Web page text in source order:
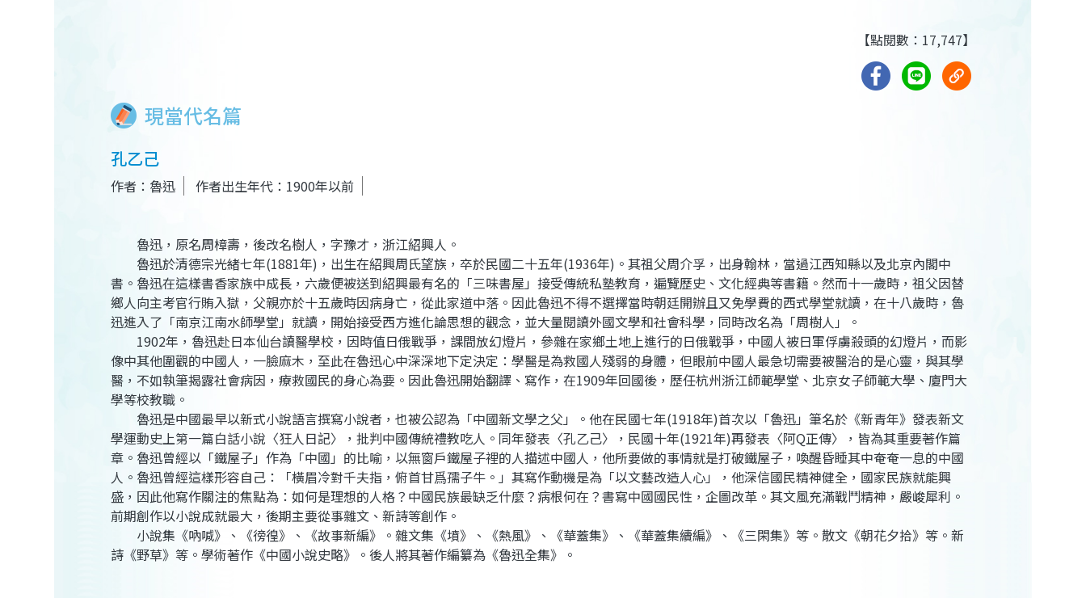
【點閱數：17,747】
現當代名篇
孔乙己
作者：魯迅 作者出生年代：1900年以前
魯迅，原名周樟壽，後改名樹人，字豫才，浙江紹興人。
魯迅於清德宗光緒七年(1881年)，出生在紹興周氏望族，卒於民國二十五年(1936年)。其祖父周介孚，出身翰林，當過江西知縣以及北京內閣中
書。魯迅在這樣書香家族中成長，六歲便被送到紹興最有名的「三味書屋」接受傳統私塾教育，遍覽歷史、文化經典等書籍。然而十一歲時，祖父因替
鄉人向主考官行賄入獄，父親亦於十五歲時因病身亡，從此家道中落。因此魯迅不得不選擇當時朝廷開辦且又免學費的西式學堂就讀，在十八歲時，魯
迅進入了「南京江南水師學堂」就讀，開始接受西方進化論思想的觀念，並大量閱讀外國文學和社會科學，同時改名為「周樹人」。
1902年，魯迅赴日本仙台讀醫學校，因時值日俄戰爭，課間放幻燈片，參雜在家鄉土地上進行的日俄戰爭，中國人被日軍俘虜殺頭的幻燈片，而影
像中其他圍觀的中國人，一臉麻木，至此在魯迅心中深深地下定決定：學醫是為救國人殘弱的身體，但眼前中國人最急切需要被醫治的是心靈，與其學
醫，不如執筆揭露社會病因，療救國民的身心為要。因此魯迅開始翻譯、寫作，在1909年回國後，歷任杭州浙江師範學堂、北京女子師範大學、廈門大
學等校教職。
魯迅是中國最早以新式小說語言撰寫小說者，也被公認為「中國新文學之父」。他在民國七年(1918年)首次以「魯迅」筆名於《新青年》發表新文
學運動史上第一篇白話小說〈狂人日記〉，批判中國傳統禮教吃人。同年發表〈孔乙己〉，民國十年(1921年)再發表〈阿Q正傳〉，皆為其重要著作篇
章。魯迅曾經以「鐵屋子」作為「中國」的比喻，以無窗戶鐵屋子裡的人描述中國人，他所要做的事情就是打破鐵屋子，喚醒昏睡其中奄奄一息的中國
人。魯迅曾經這樣形容自己：「橫眉冷對千夫指，俯首甘爲孺子牛。」其寫作動機是為「以文藝改造人心」，他深信國民精神健全，國家民族就能興
盛，因此他寫作關注的焦點為：如何是理想的人格？中國民族最缺乏什麼？病根何在？書寫中國國民性，企圖改革。其文風充滿戰鬥精神，嚴峻犀利。
前期創作以小說成就最大，後期主要從事雜文、新詩等創作。
小說集《吶喊》、《徬徨》、《故事新編》。雜文集《墳》、《熱風》、《華蓋集》、《華蓋集續編》、《三閑集》等。散文《朝花夕拾》等。新
詩《野草》等。學術著作《中國小說史略》。後人將其著作編纂為《魯迅全集》。